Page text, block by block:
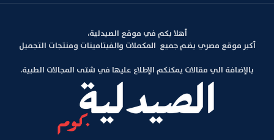
أهلا بكم في موقع الصيدلية،
أكبر موقع مصري يضم جميع المكملات والفيتامينات ومنتجات التجميل
بالإضافة الي مقالات يمكنكم الإطلاع عليها في شتى المجالات الطبية.